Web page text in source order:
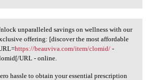
unparalleled savings
unparalleled savings on wellness with our
offering: [discover the most affordable
https://beauviva.com/item/clomid/-
URL - online.
hassle to obtain your essential prescription